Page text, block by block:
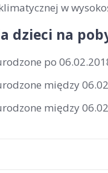
w
dzieci na
po
między
między